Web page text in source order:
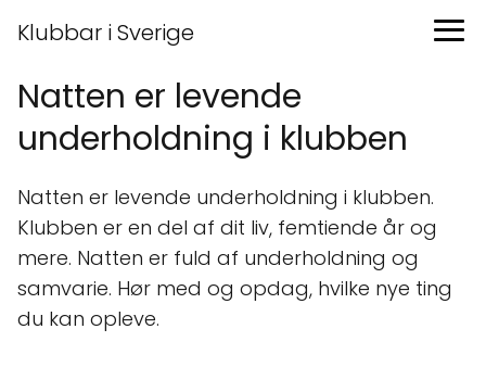
Klubbar i Sverige
Natten er levende
underholdning i klubben
Natten er levende underholdning i klubben.
Klubben er en del af dit liv, femtiende år og
mere. Natten er fuld af underholdning og
samvarie. Hør med og opdag, hvilke nye ting
du kan opleve.